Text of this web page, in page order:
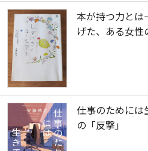
本が持つ力とは
げた、ある女性
仕事のためには
の「反撃」